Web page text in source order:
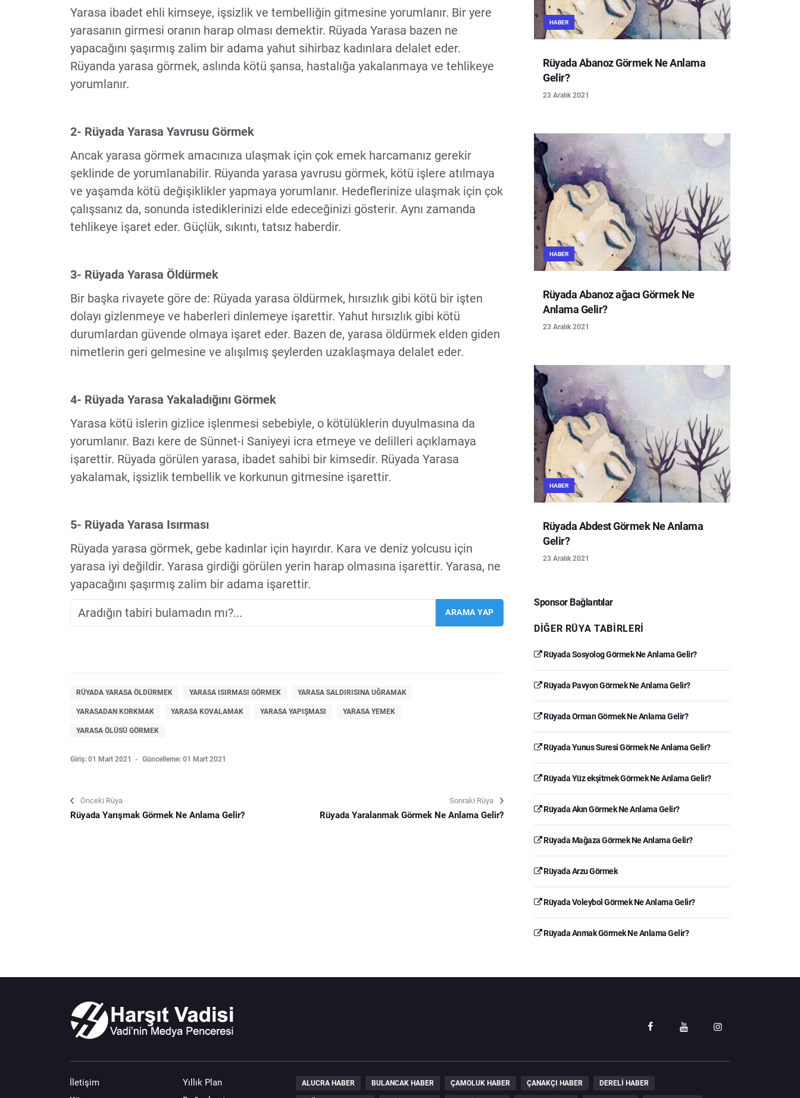
Yarasa ibadet ehli kimseye, işsizlik ve tembelliğin gitmesine yorumlanır. Bir yere
yarasanın girmesi oranın harap olması demektir. Rüyada Yarasa bazen ne
yapacağını şaşırmış zalim bir adama yahut sihirbaz kadınlara delalet eder.
Rüyanda yarasa görmek, aslında kötü şansa, hastalığa yakalanmaya ve tehlikeye
yorumlanır.
2- Rüyada Yarasa Yavrusu Görmek
Ancak yarasa görmek amacınıza ulaşmak için çok emek harcamanız gerekir
şeklinde de yorumlanabilir. Rüyanda yarasa yavrusu görmek, kötü işlere atılmaya
ve yaşamda kötü değişiklikler yapmaya yorumlanır. Hedeflerinize ulaşmak için çok
çalışsanız da, sonunda istediklerinizi elde edeceğinizi gösterir. Aynı zamanda
tehlikeye işaret eder. Güçlük, sıkıntı, tatsız haberdir.
3- Rüyada Yarasa Öldürmek
Bir başka rivayete göre de: Rüyada yarasa öldürmek, hırsızlık gibi kötü bir işten
dolayı gizlenmeye ve haberleri dinlemeye işarettir. Yahut hırsızlık gibi kötü
durumlardan güvende olmaya işaret eder. Bazen de, yarasa öldürmek elden giden
nimetlerin geri gelmesine ve alışılmış şeylerden uzaklaşmaya delalet eder.
4- Rüyada Yarasa Yakaladığını Görmek
Yarasa kötü islerin gizlice işlenmesi sebebiyle, o kötülüklerin duyulmasına da
yorumlanır. Bazı kere de Sünnet-i Saniyeyi icra etmeye ve delilleri açıklamaya
işarettir. Rüyada görülen yarasa, ibadet sahibi bir kimsedir. Rüyada Yarasa
yakalamak, işsizlik tembellik ve korkunun gitmesine işarettir.
5- Rüyada Yarasa Isırması
Rüyada yarasa görmek, gebe kadınlar için hayırdır. Kara ve deniz yolcusu için
yarasa iyi değildir. Yarasa girdiği görülen yerin harap olmasına işarettir. Yarasa, ne
yapacağını şaşırmış zalim bir adama işarettir.
RÜYADA YARASA ÖLDÜRMEK YARASA ISIRMASI GÖRMEK YARASA SALDIRISINA UĞRAMAK
YARASADAN KORKMAK YARASA KOVALAMAK YARASA YAPIŞMASI YARASA YEMEK
YARASA ÖLÜSÜ GÖRMEK
Giriş: 01 Mart 2021 Güncelleme: 01 Mart 2021
Önceki Rüya
Rüyada Yarışmak Görmek Ne Anlama Gelir?
Sonraki Rüya
Rüyada Yaralanmak Görmek Ne Anlama Gelir?
HABER
Rüyada Abanoz Görmek Ne Anlama
Gelir?
23 Aralık 2021
HABER
Rüyada Abanoz ağacı Görmek Ne
Anlama Gelir?
23 Aralık 2021
HABER
Rüyada Abdest Görmek Ne Anlama
Gelir?
23 Aralık 2021
Sponsor Bağlantılar
DIĞER RÜYA TABIRLERI
Rüyada Sosyolog Görmek Ne Anlama Gelir?
Rüyada Pavyon Görmek Ne Anlama Gelir?
Rüyada Orman Görmek Ne Anlama Gelir?
Rüyada Yunus Suresi Görmek Ne Anlama Gelir?
Rüyada Yüz ekşitmek Görmek Ne Anlama Gelir?
Rüyada Akın Görmek Ne Anlama Gelir?
Rüyada Mağaza Görmek Ne Anlama Gelir?
Rüyada Arzu Görmek
Rüyada Voleybol Görmek Ne Anlama Gelir?
Rüyada Anmak Görmek Ne Anlama Gelir?
İletişim
Yıllık Plan
ALUCRA HABER BULANCAK HABER ÇAMOLUK HABER ÇANAKÇI HABER DERELI HABER